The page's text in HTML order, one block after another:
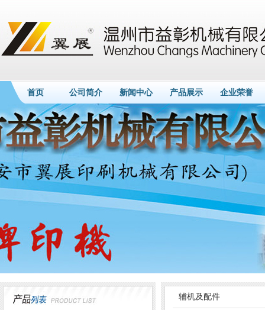
首页 公司简介 新闻中心 产品展示 企业荣誉
辅机及配件